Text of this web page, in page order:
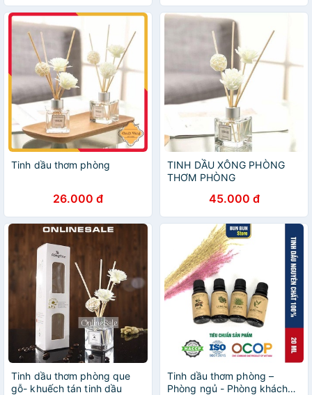
Tinh dầu thơm phòng
26.000 đ
TINH DẦU XÔNG PHÒNG
THƠM PHÒNG
45.000 đ
Tinh dầu thơm phòng que
gỗ- khuếch tán tinh dầu
Tinh dầu thơm phòng –
Phòng ngủ - Phòng khách…